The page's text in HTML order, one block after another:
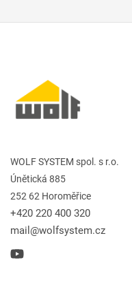
WOLF SYSTEM spol. s r.o.
Únětická 885
252 62 Horoměřice
+420 220 400 320
mail@wolfsystem.cz